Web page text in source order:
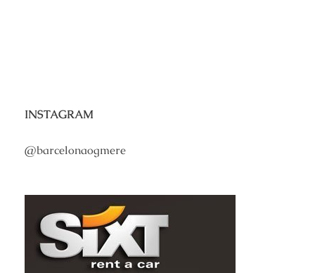
INSTAGRAM
@barcelonaogmere